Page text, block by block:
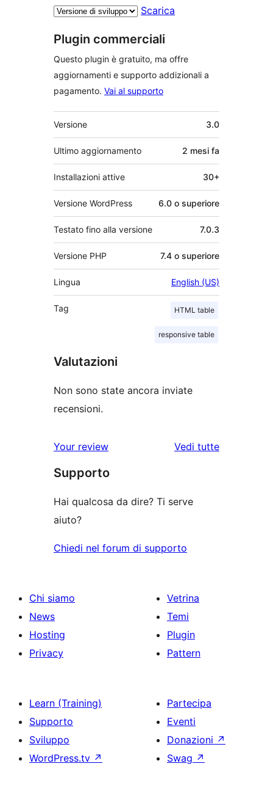
Scarica
Plugin commerciali
Questo plugin è gratuito, ma offre
aggiornamenti e supporto addizionali a
pagamento. Vai al supporto
Meta
Versione 3.0
Ultimo aggiornamento 2 mesi fa
Installazioni attive 30+
Versione WordPress 6.0 o superiore
Testato fino alla versione 7.0.3
Versione PHP 7.4 o superiore
Lingua English (US)
Tag HTML table
responsive table
Valutazioni
Non sono state ancora inviate
recensioni.
Your review Vedi tuttele
Supporto
Hai qualcosa da dire? Ti serve
aiuto?
Chiedi nel forum di supporto
Chi siamo
News
Hosting
Privacy
Vetrina
Temi
Plugin
Pattern
Learn (Training)
Supporto
Sviluppo
WordPress.tv ↗
Partecipa
Eventi
Donazioni ↗
Swag ↗